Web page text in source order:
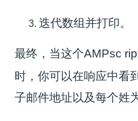
迭代数组并打印。
最终，当这个AMPsc
时，你可以在响应中看
子邮件地址以及每个姓